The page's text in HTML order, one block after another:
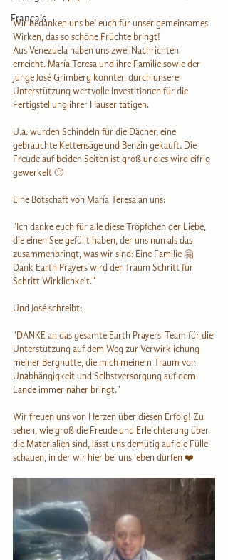
Français
Wir bedanken uns bei euch für unser gemeinsames
Wirken, das so schöne Früchte bringt!
Aus Venezuela haben uns zwei Nachrichten
erreicht. María Teresa und ihre Familie sowie der
junge José Grimberg konnten durch unsere
Unterstützung wertvolle Investitionen für die
Fertigstellung ihrer Häuser tätigen.
U.a. wurden Schindeln für die Dächer, eine
gebrauchte Kettensäge und Benzin gekauft. Die
Freude auf beiden Seiten ist groß und es wird eifrig
gewerkelt 🙂
Eine Botschaft von María Teresa an uns:
"Ich danke euch für alle diese Tröpfchen der Liebe,
die einen See gefüllt haben, der uns nun als das
zusammenbringt, was wir sind: Eine Familie 🤗
Dank Earth Prayers wird der Traum Schritt für
Schritt Wirklichkeit."
Und José schreibt:
"DANKE an das gesamte Earth Prayers-Team für die
Unterstützung auf dem Weg zur Verwirklichung
meiner Berghütte, die mich meinem Traum von
Unabhängigkeit und Selbstversorgung auf dem
Lande immer näher bringt."
Wir freuen uns von Herzen über diesen Erfolg! Zu
sehen, wie groß die Freude und Erleichterung über
die Materialien sind, lässt uns demütig auf die Fülle
schauen, in der wir hier bei uns leben dürfen ❤️